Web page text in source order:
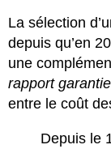
La sélection
depuis qu’en
une
rapport
entre le coût
Depuis le